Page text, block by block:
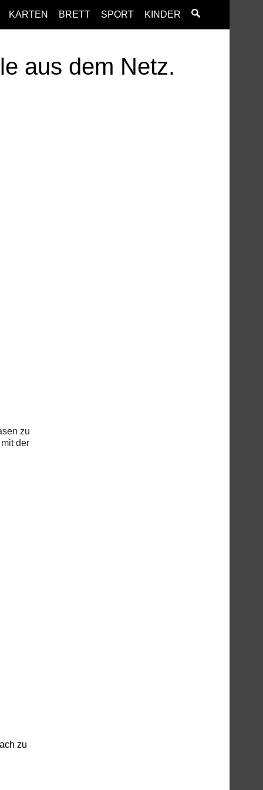
KARTEN BRETT SPORT KINDER
aus dem Netz.
zu
der
zu